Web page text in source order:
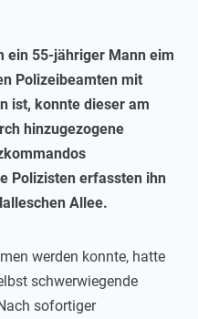
ein 55-jähriger Mann eim
Polizeibeamten mit
ist, konnte dieser am
hinzugezogene
Polizisten erfassten ihn
Allee.
werden konnte, hatte
schwerwiegende
sofortiger